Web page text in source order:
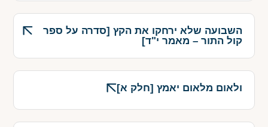
השבועה שלא ירחקו את הקץ [סדרה על ספר
קול התור – מאמר י"ד]
ולאום מלאום יאמץ [חלק א]